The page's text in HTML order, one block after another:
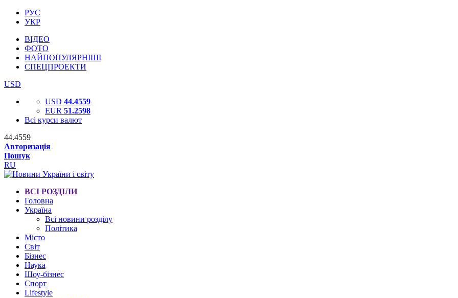
РУС
УКР
ВІДЕО
ФОТО
НАЙПОПУЛЯРНІШІ
СПЕЦПРОЕКТИ
USD
USD 44.4559
EUR 51.2598
Всі курси валют
44.4559
Авторизація
Пошук
RU
ВСІ РОЗДІЛИ
Головна
Україна
Всі новини розділу
Політика
Місто
Світ
Бізнес
Наука
Шоу-бізнес
Спорт
Lifestyle